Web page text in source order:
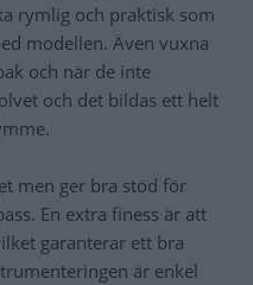
rymlig och praktisk som
modellen. Även vuxna
och när de inte
och det bildas ett helt
men ger bra stöd för
En extra finess är att
garanterar ett bra
är enkel